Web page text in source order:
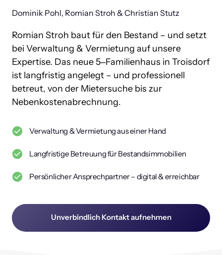
Dominik Pohl, Romian Stroh & Christian Stutz
Romian Stroh baut für den Bestand – und
bei Verwaltung & Vermietung auf
Expertise. Das neue 5‒Familienhaus in
ist langfristig angelegt – und
betreut, von der Mietersuche bis
Nebenkostenabrechnung.
Verwaltung & Vermietung aus einer Hand
Langfristige Betreuung für Bestandsimmobilien
Persönlicher Ansprechpartner – digital & erreichbar
Unverbindlich Kontakt aufnehmen